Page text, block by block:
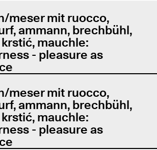
meser mit ruocco,
ammann, brechbühl,
mauchle:
- pleasure as
meser mit ruocco,
ammann, brechbühl,
mauchle:
- pleasure as